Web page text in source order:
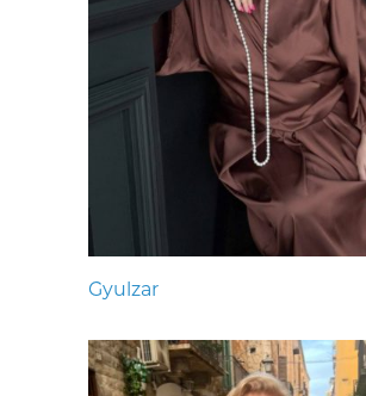
Gyulzar